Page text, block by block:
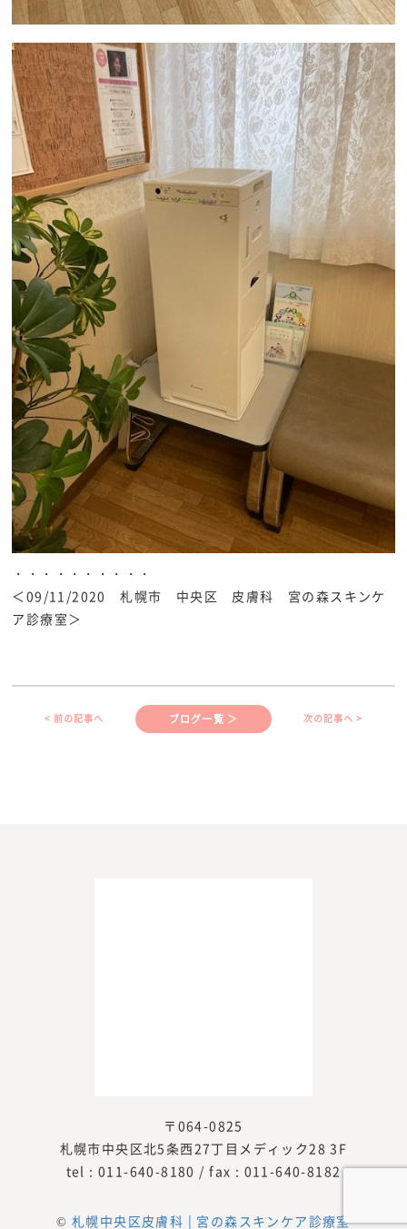
・・・・・・・・・・
＜09/11/2020 札幌市 中央区 皮膚科 宮の森スキンケ
ア診療室＞
< 前の記事へ ブログ一覧 ＞ 次の記事へ >
〒064-0825
札幌市中央区北5条西27丁目メディック28 3F
tel :011-640-8180 / fax : 011-640-8182
© 札幌中央区皮膚科 | 宮の森スキンケア診療室